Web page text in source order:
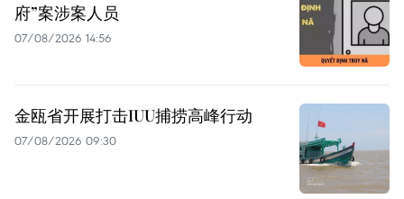
府”案涉案人员
07/08/2026 14:56
金瓯省开展打击IUU捕捞高峰行动
07/08/2026 09:30